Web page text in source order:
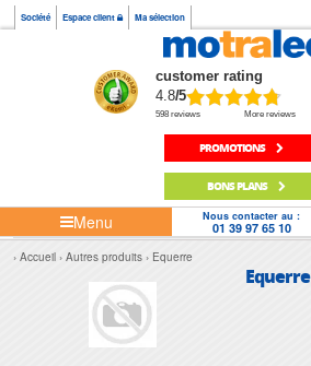
Société Espace client Ma sélection
customer rating
4.8/5
598 reviews More reviews
PROMOTIONS
BONS PLANS
Menu Nous contacter au :
01 39 97 65 10
Accueil Autres produits Equerre
Equerre